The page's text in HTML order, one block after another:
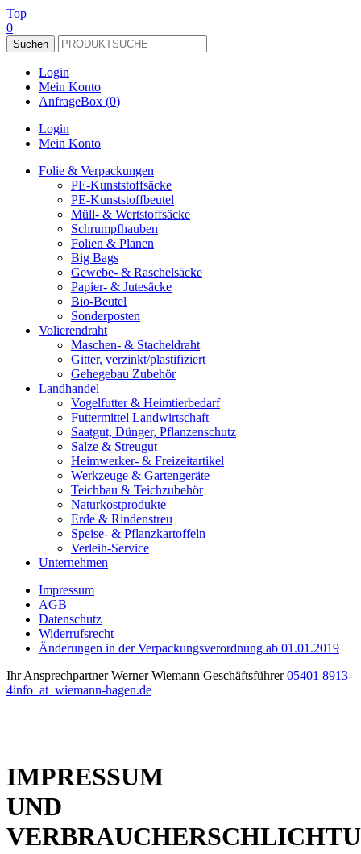
Top
0
Suchen
Login
Mein Konto
AnfrageBox (0)
Login
Mein Konto
Folie & Verpackungen
PE-Kunststoffsäcke
PE-Kunststoffbeutel
Müll- & Wertstoffsäcke
Schrumpfhauben
Folien & Planen
Big Bags
Gewebe- & Raschelsäcke
Papier- & Jutesäcke
Bio-Beutel
Sonderposten
Volierendraht
Maschen- & Stacheldraht
Gitter, verzinkt/plastifiziert
Gehegebau Zubehör
Landhandel
Vogelfutter & Heimtierbedarf
Futtermittel Landwirtschaft
Saatgut, Dünger, Pflanzenschutz
Salze & Streugut
Heimwerker- & Freizeitartikel
Werkzeuge & Gartengeräte
Teichbau & Teichzubehör
Naturkostprodukte
Erde & Rindenstreu
Speise- & Pflanzkartoffeln
Verleih-Service
Unternehmen
Impressum
AGB
Datenschutz
Widerrufsrecht
Änderungen in der Verpackungsverordnung ab 01.01.2019
Ihr Ansprechpartner Werner Wiemann Geschäftsführer 05401 8913-
4info _at_ wiemann-hagen.de
IMPRESSUM
UND